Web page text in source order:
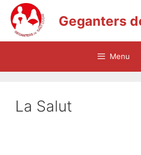
Vés
contingut
Geganters
Menu
La Salut